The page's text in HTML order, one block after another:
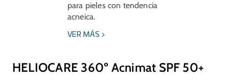
HELIOCARE 360º Acnimat SPF 50+
para pieles con tendencia
acneica.
VER MÁS